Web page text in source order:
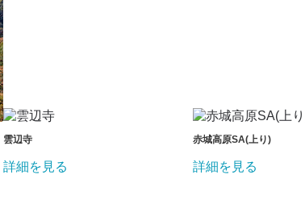
雲辺寺
詳細を見る
赤城高原SA(上り)
詳細を見る